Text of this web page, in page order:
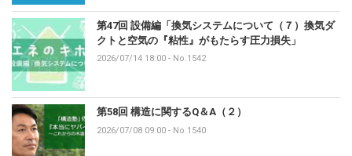
第47回 設備編「換気システムについて（７）換気ダ
クトと空気の『粘性』がもたらす圧力損失」
2026/07/14 18:00 - No.1542
第58回 構造に関するQ＆A（２）
2026/07/08 09:00 - No.1540